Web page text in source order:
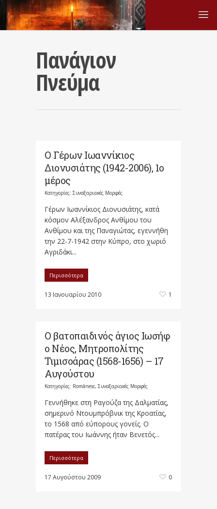
Πανάγιον
Πνεύμα
Ο Γέρων Ιωαννίκιος
Διονυσιάτης (1942-2006), 1ο
μέρος
Κατηγορίες: Συναξαριακές Μορφές
Γέρων Ιωαννίκιος Διονυσιάτης, κατά
κόσμον Αλέξανδρος Ανθίμου του
Ανθίμου και της Παναγιώτας, εγεννήθη
την 22-7-1942 στην Κύπρο, στο χωριό
Αγριδάκι...
Περισσότερα
13 Ιανουαρίου 2010 1
Ο βατοπαιδινός άγιος Ιωσήφ
ο Νέος, Μητροπολίτης
Τιμισοάρας (1568-1656) – 17
Αυγούστου
Κατηγορίες: Românesc, Συναξαριακές Μορφές
Γεννήθηκε στη Ραγούζα της Δαλματίας,
σημερινό Ντουμπρόβνικ της Κροατίας,
το 1568 από εύπορους γονείς. Ο
πατέρας του Ιωάννης ήταν Βενετός...
Περισσότερα
17 Αυγούστου 2009 0